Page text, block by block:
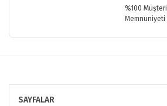
%100 Müşteri
Memnuniyeti
SAYFALAR